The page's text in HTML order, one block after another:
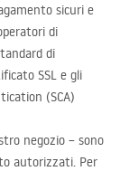
sicuri e
di
di
SSL e gli
(SCA)
negozio – sono
autorizzati. Per